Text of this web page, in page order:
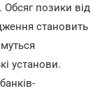
Обсяг позики від
становить
установи.